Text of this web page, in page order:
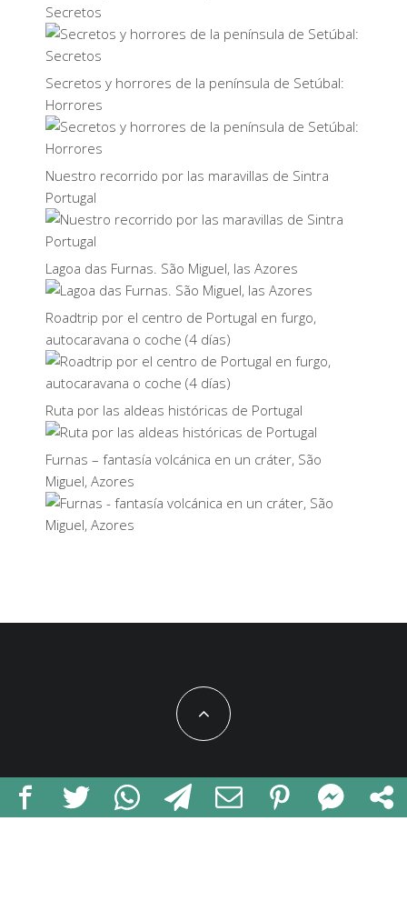
Secretos
Secretos y horrores de la península de Setúbal:
Horrores
Nuestro recorrido por las maravillas de Sintra
Portugal
Lagoa das Furnas. São Miguel, las Azores
Roadtrip por el centro de Portugal en furgo,
autocaravana o coche (4 días)
Ruta por las aldeas históricas de Portugal
Furnas – fantasía volcánica en un cráter, São
Miguel, Azores